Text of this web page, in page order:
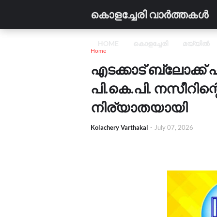
കൊളച്ചേരി വാർത്തകൾ
HOME കൊളച്ചേരി മയ്യിൽ
വിദ്യാഭ്യാസം വാണിജ്യം
Home
എടക്കാട്
പി.കെ.പി.
നിര്യാതയായി
Kolachery Varthakal - July 07, 2026